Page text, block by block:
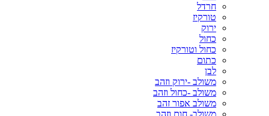
חרדל
טורקיז
ירוק
כחול
כחול וטורקיז
כתום
לבן
משולב -ירוק וזהב
משולב -כחול וזהב
משולב אפור זהב
משולב- חום וזהב